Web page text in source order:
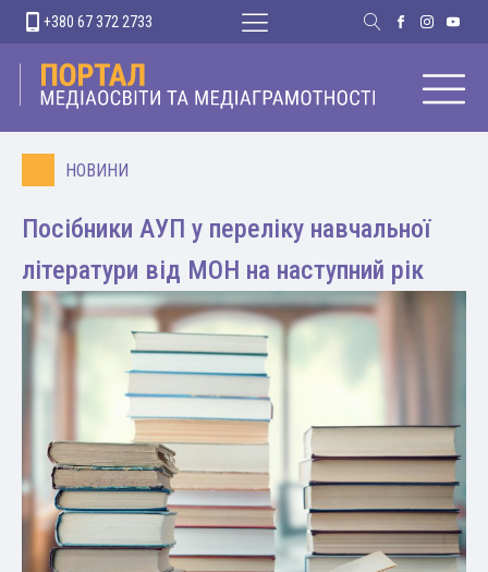
+380 67 372 2733
НОВИНИ
Посібники АУП у переліку навчальної
літератури від МОН на наступний рік